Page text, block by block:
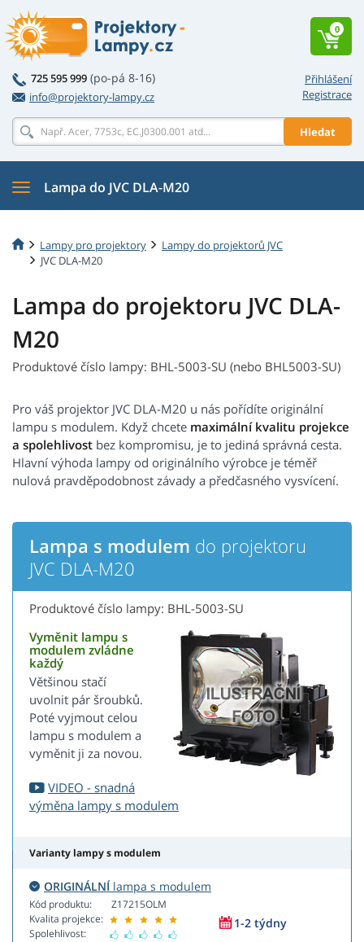
Přihlášení
Registrace
725 595 999 (po-pá 8-16)
info@projektory-lampy.cz
Hledat
0
Lampa do JVC DLA-M20
Lampy pro projektory
Lampy do projektorů JVC
JVC DLA-M20
Lampa do projektoru JVC DLA-
M20
Produktové číslo lampy: BHL-5003-SU (nebo BHL5003-SU)
Pro váš projektor JVC DLA-M20 u nás pořídíte originální
lampu s modulem. Když chcete maximální kvalitu projekce
a spolehlivost bez kompromisu, je to jediná správná cesta.
Hlavní výhoda lampy od originálního výrobce je téměř
nulová pravděpodobnost závady a předčasného vysvícení.
Lampa s modulem do projektoru
JVC DLA-M20
Produktové číslo lampy: BHL-5003-SU
Vyměnit lampu s
modulem zvládne
každý
Většinou stačí
uvolnit pár šroubků.
Poté vyjmout celou
lampu s modulem a
vyměnit ji za novou.
VIDEO - snadná
výměna lampy s modulem
Varianty lampy s modulem
ORIGINÁLNÍlampa s modulem
Kód produktu:
Kvalita projekce:
Spolehlivost:
Z17215OLM
1-2 týdny